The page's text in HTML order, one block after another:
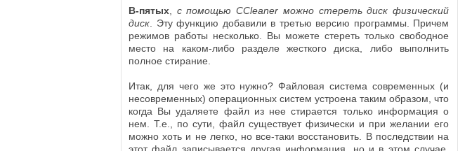
В-пятых
с помощью CCleaner можно стереть диск физический
диск . Эту функцию добавили в третью версию программы. Причем
режимов работы несколько. Вы можете стереть только свободное
место на каком-либо разделе жесткого диска, либо выполнить
полное стирание.
Итак, для чего же это нужно? Файловая система современных (и
несовременных) операционных систем устроена таким образом, что
когда Вы удаляете файл из нее стирается только информация о
нем. Т.е., по сути, файл существует физически и при желании его
можно хоть и не легко, но все-таки восстановить. В последствии на